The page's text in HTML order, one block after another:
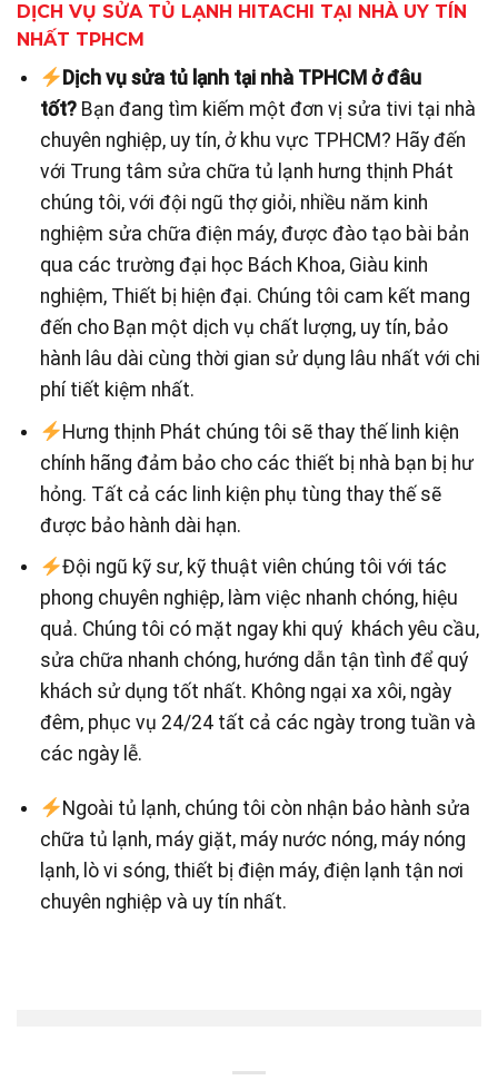
DỊCH VỤ SỬA TỦ LẠNH HITACHI TẠI NHÀ UY TÍN
NHẤT TPHCM
Dịch vụ sửa tủ lạnh tại nhà TPHCM ở đâu
tốt?Bạn đang tìm kiếm một đơn vị sửa tivi tại nhà
chuyên nghiệp, uy tín, ở khu vực TPHCM? Hãy đến
với Trung tâm sửa chữa tủ lạnh hưng thịnh Phát
chúng tôi, với đội ngũ thợ giỏi, nhiều năm kinh
nghiệm sửa chữa điện máy, được đào tạo bài bản
qua các trường đại học Bách Khoa, Giàu kinh
nghiệm, Thiết bị hiện đại. Chúng tôi cam kết mang
đến cho Bạn một dịch vụ chất lượng, uy tín, bảo
hành lâu dài cùng thời gian sử dụng lâu nhất với chi
phí tiết kiệm nhất.
Hưng thịnh Phát chúng tôi sẽ thay thế linh kiện
chính hãng đảm bảo cho các thiết bị nhà bạn bị hư
hỏng. Tất cả các linh kiện phụ tùng thay thế sẽ
được bảo hành dài hạn.
Đội ngũ kỹ sư, kỹ thuật viên chúng tôi với tác
phong chuyên nghiệp, làm việc nhanh chóng, hiệu
quả. Chúng tôi có mặt ngay khi quý khách yêu cầu,
sửa chữa nhanh chóng, hướng dẫn tận tình để quý
khách sử dụng tốt nhất. Không ngại xa xôi, ngày
đêm, phục vụ 24/24 tất cả các ngày trong tuần và
các ngày lễ.
Ngoài tủ lạnh, chúng tôi còn nhận bảo hành sửa
chữa tủ lạnh, máy giặt, máy nước nóng, máy nóng
lạnh, lò vi sóng, thiết bị điện máy, điện lạnh tận nơi
chuyên nghiệp và uy tín nhất.